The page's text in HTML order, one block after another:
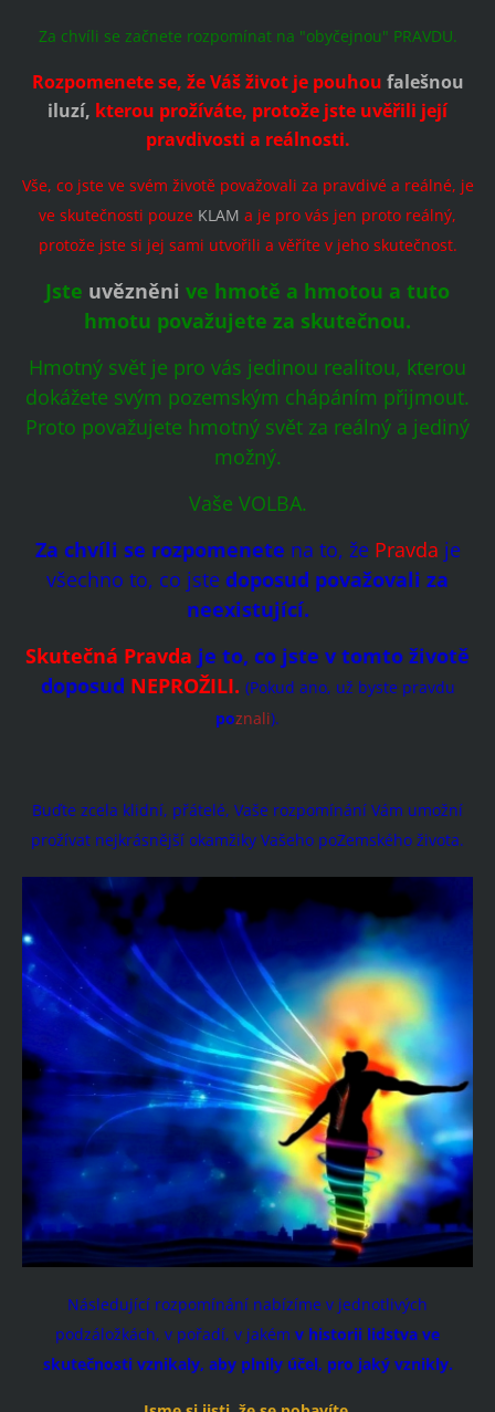
Za chvíli se začnete rozpomínat na "obyčejnou" PRAVDU.
Rozpomenete se, že Váš život je pouhou falešnou
iluzí, kterou prožíváte, protože jste uvěřili její
pravdivosti a reálnosti.
Vše, co jste ve svém životě považovali za pravdivé a reálné, je
ve skutečnosti pouze KLAM a je pro vás jen proto reálný,
protože jste si jej sami utvořili a věříte v jeho skutečnost.
Jste uvězněni ve hmotě a hmotou a tuto
hmotu považujete za skutečnou.
Hmotný svět je pro vás jedinou realitou, kterou
dokážete svým pozemským chápáním přijmout.
Proto považujete hmotný svět za reálný a jediný
možný.
Vaše VOLBA.
Za chvíli se rozpomenete na to, že Pravda je
všechno to, co jste doposud považovali za
neexistující.
Skutečná Pravda je to, co jste v tomto životě
doposud NEPROŽILI. (Pokud ano, už byste pravdu
poznali).
Buďte zcela klidní, přátelé, Vaše rozpomínání Vám umožní
prožívat nejkrásnější okamžiky Vašeho poZemského života.
Následující rozpomínání nabízíme v jednotlivých
podzáložkách, v pořadí, v jakém v historii lidstva ve
skutečnosti vznikaly, aby plnily účel, pro jaký vznikly.